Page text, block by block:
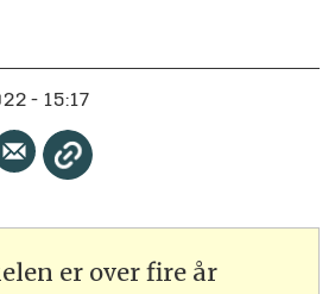
- 15:17
er over fire år